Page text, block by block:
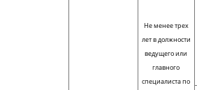
Не менее трех
лет в должности
ведущего или
главного
специалиста по